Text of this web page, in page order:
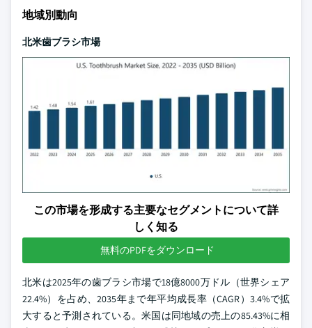
地域別動向
北米歯ブラシ市場
この市場を形成する主要なセグメントについて詳
しく知る
無料のPDFをダウンロード
北米は2025年の歯ブラシ市場で18億8000万ドル（世界シェア
22.4%）を占め、2035年まで年平均成長率（CAGR）3.4%で拡
大すると予測されている。米国は同地域の売上の85.43%に相